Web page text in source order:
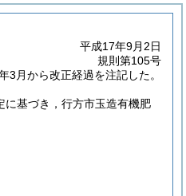
平成17年9月2日
規則第105号
月から改正経過を注記した。
に基づき，行方市玉造有機肥